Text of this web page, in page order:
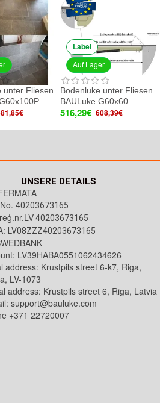
PUSH system
Auf Lager
Revisionsluke unter der
Fliese BAULuke ST20x80
102,41€ 136,55€
Auf Lager
Schlüssel
Bodenluke
6,99€
UNSERE DETAILS
40203673165
40203673165
LV08ZZZ40203673165
LV39HABA0551062434626
address: Krustpils street 6-k7, Riga,
LV-1073
address: Krustpils street 6, Riga, Latvia
support@bauluke.com
+371 22720007